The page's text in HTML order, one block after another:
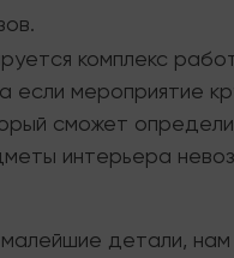
комплекс
если мероприятие
сможет
интерьера
детали,